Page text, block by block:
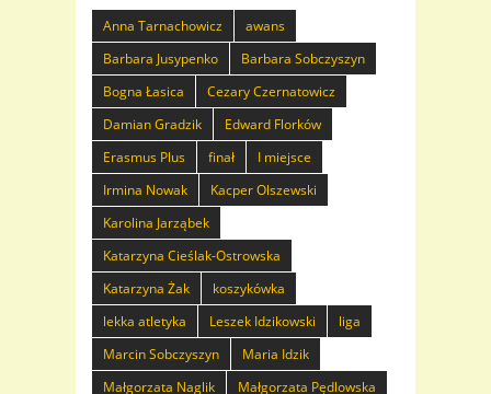
Anna Tarnachowicz
awans
Barbara Jusypenko
Barbara Sobczyszyn
Bogna Łasica
Cezary Czernatowicz
Damian Gradzik
Edward Florków
Erasmus Plus
finał
I miejsce
Irmina Nowak
Kacper Olszewski
Karolina Jarząbek
Katarzyna Cieślak-Ostrowska
Katarzyna Żak
koszykówka
lekka atletyka
Leszek Idzikowski
liga
Marcin Sobczyszyn
Maria Idzik
Małgorzata Naglik
Małgorzata Pędlowska